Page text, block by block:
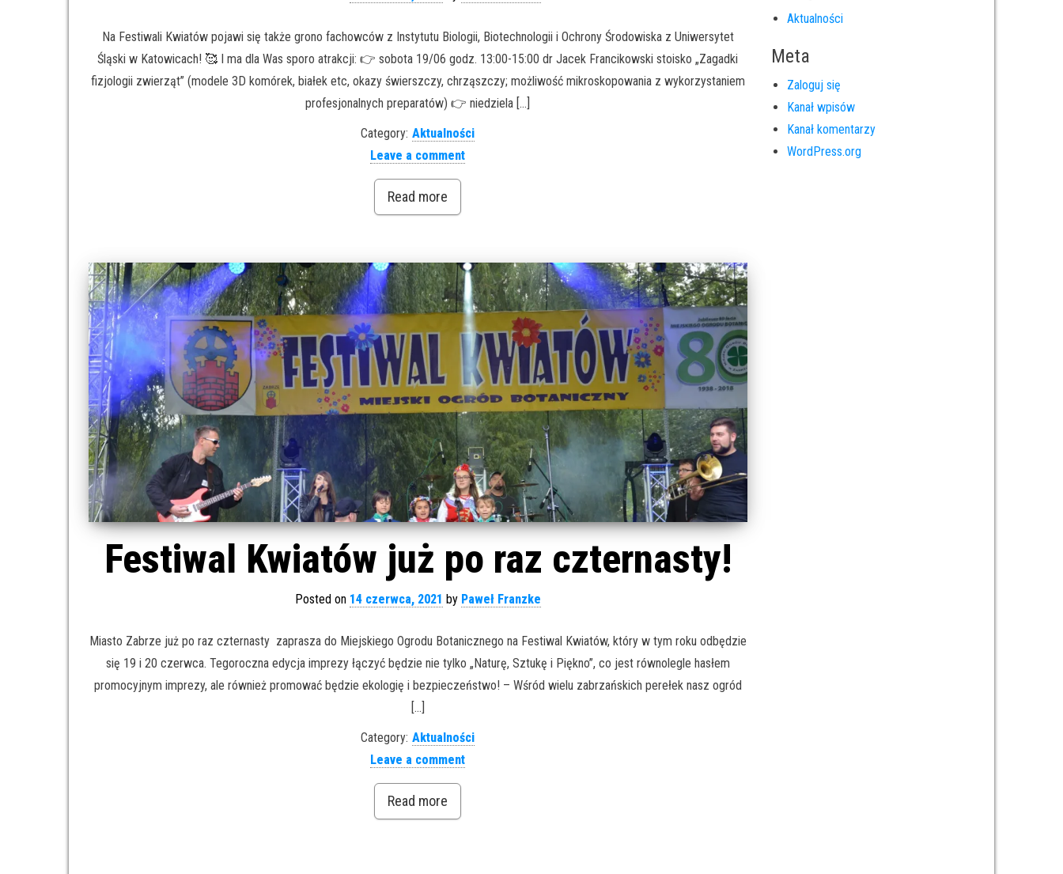
Na Festiwali Kwiatów pojawi się także grono fachowców z Instytutu Biologii, Biotechnologii i Ochrony Środowiska z Uniwersytet
Śląski w Katowicach! 🥰 I ma dla Was sporo atrakcji: 👉 sobota 19/06 godz. 13:00-15:00 dr Jacek Francikowski stoisko „Zagadki
fizjologii zwierząt” (modele 3D komórek, białek etc, okazy świerszczy, chrząszczy; możliwość mikroskopowania z wykorzystaniem
profesjonalnych preparatów) 👉 niedziela […]
Category: Aktualności
Leave a comment
Read more
Festiwal Kwiatów już po raz czternasty!
Posted on 14 czerwca, 2021 by Paweł Franzke
Miasto Zabrze już po raz czternasty zaprasza do Miejskiego Ogrodu Botanicznego na Festiwal Kwiatów, który w tym roku odbędzie
się 19 i 20 czerwca. Tegoroczna edycja imprezy łączyć będzie nie tylko „Naturę, Sztukę i Piękno”, co jest równolegle hasłem
promocyjnym imprezy, ale również promować będzie ekologię i bezpieczeństwo! – Wśród wielu zabrzańskich perełek nasz ogród
[…]
Category: Aktualności
Leave a comment
Read more
Aktualności
Meta
Zaloguj się
Kanał wpisów
Kanał komentarzy
WordPress.org